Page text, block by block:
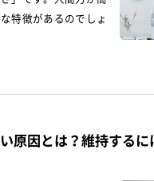
特徴があるのでしょ
原因とは？維持するに